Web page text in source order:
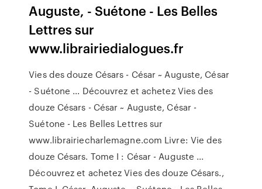
Auguste, - Suétone - Les Belles
Lettres sur
www.librairiedialogues.fr
Vies des douze Césars - César ~ Auguste, César
- Suétone ... Découvrez et achetez Vies des
douze Césars - César ~ Auguste, César -
Suétone - Les Belles Lettres sur
www.librairiecharlemagne.com Livre: Vie des
douze Césars. Tome I : César - Auguste ...
Découvrez et achetez Vies des douze Césars.,